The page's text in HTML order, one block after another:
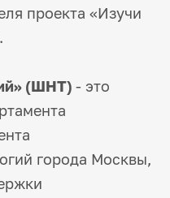
проекта «Изучи
(ШНТ)- это
города Москвы,